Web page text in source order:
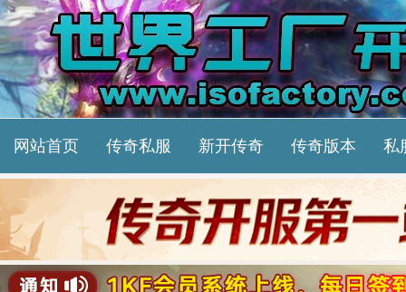
网站首页 传奇私服 新开传奇 传奇版本 私